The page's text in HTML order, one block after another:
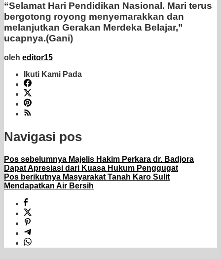
“Selamat Hari Pendidikan Nasional. Mari terus
bergotong royong menyemarakkan dan
melanjutkan Gerakan Merdeka Belajar,”
ucapnya.(Gani)
oleh editor15
Ikuti Kami Pada
Navigasi pos
Pos sebelumnya Majelis Hakim Perkara dr. Badjora
Dapat Apresiasi dari Kuasa Hukum Penggugat
Pos berikutnya Masyarakat Tanah Karo Sulit
Mendapatkan Air Bersih